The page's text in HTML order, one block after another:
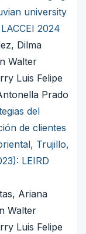
university
2024
Dilma
Walter
Luis Felipe
Prado
del
de clientes
Trujillo,
LEIRD
Ariana
Walter
Luis Felipe